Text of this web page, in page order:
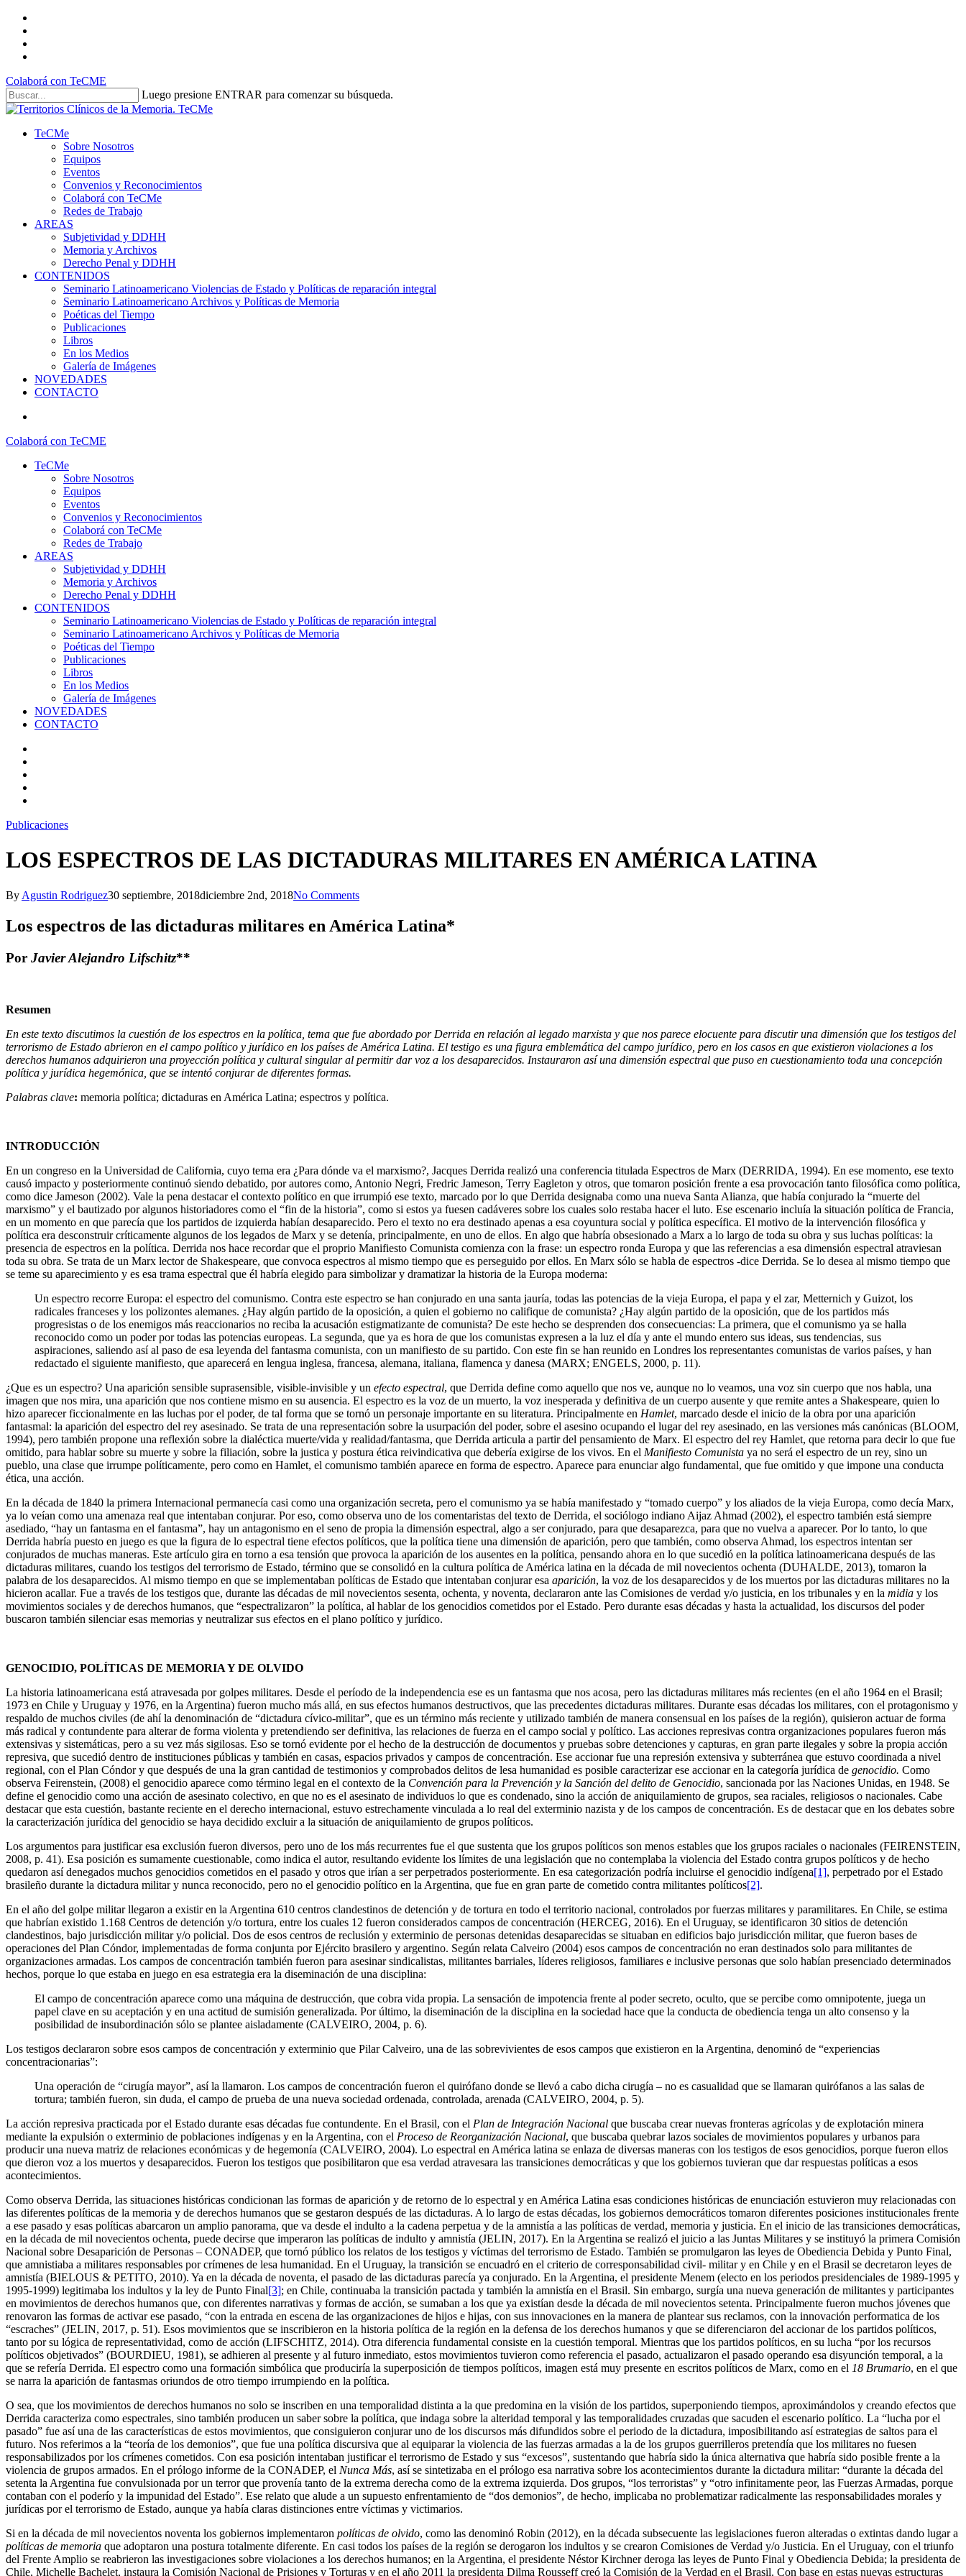
Skip
main
content
Colaborá con TeCME
Luego presione ENTRAR para comenzar su búsqueda.
Close
search
Menu
TeCMe
Sobre Nosotros
Equipos
Eventos
Convenios y Reconocimientos
Colaborá con TeCMe
Redes de Trabajo
AREAS
Subjetividad y DDHH
Memoria y Archivos
Derecho Penal y DDHH
CONTENIDOS
Seminario Latinoamericano Violencias de Estado y Políticas de reparación integral
Seminario Latinoamericano Archivos y Políticas de Memoria
Poéticas del Tiempo
Publicaciones
Libros
En los Medios
Galería de Imágenes
NOVEDADES
CONTACTO
Colaborá con TeCME
TeCMe
Sobre Nosotros
Equipos
Eventos
Convenios y Reconocimientos
Colaborá con TeCMe
Redes de Trabajo
AREAS
Subjetividad y DDHH
Memoria y Archivos
Derecho Penal y DDHH
CONTENIDOS
Seminario Latinoamericano Violencias de Estado y Políticas de reparación integral
Seminario Latinoamericano Archivos y Políticas de Memoria
Poéticas del Tiempo
Publicaciones
Libros
En los Medios
Galería de Imágenes
NOVEDADES
CONTACTO
Publicaciones
LOS ESPECTROS DE LAS DICTADURAS MILITARES EN AMÉRICA LATINA
By Agustin Rodriguez30 septiembre, 2018diciembre 2nd, 2018No Comments
Los espectros de las dictaduras militares en América Latina*
Por Javier Alejandro Lifschitz**
Resumen
En este texto discutimos la cuestión de los espectros en la política, tema que fue abordado por Derrida en relación al legado marxista y que nos parece elocuente para discutir una dimensión que los testigos del
terrorismo de Estado abrieron en el campo político y jurídico en los países de América Latina. El testigo es una figura emblemática del campo jurídico, pero en los casos en que existieron violaciones a los
derechos humanos adquirieron una proyección política y cultural singular al permitir dar voz a los desaparecidos. Instauraron así una dimensión espectral que puso en cuestionamiento toda una concepción
política y jurídica hegemónica, que se intentó conjurar de diferentes formas.
Palabras clave: memoria política; dictaduras en América Latina; espectros y política.
INTRODUCCIÓN
En un congreso en la Universidad de California, cuyo tema era ¿Para dónde va el marxismo?, Jacques Derrida realizó una conferencia titulada Espectros de Marx (DERRIDA, 1994). En ese momento, ese texto
causó impacto y posteriormente continuó siendo debatido, por autores como, Antonio Negri, Fredric Jameson, Terry Eagleton y otros, que tomaron posición frente a esa provocación tanto filosófica como política,
como dice Jameson (2002). Vale la pena destacar el contexto político en que irrumpió ese texto, marcado por lo que Derrida designaba como una nueva Santa Alianza, que había conjurado la “muerte del
marxismo” y el bautizado por algunos historiadores como el “fin de la historia”, como si estos ya fuesen cadáveres sobre los cuales solo restaba hacer el luto. Ese escenario incluía la situación política de Francia,
en un momento en que parecía que los partidos de izquierda habían desaparecido. Pero el texto no era destinado apenas a esa coyuntura social y política específica. El motivo de la intervención filosófica y
política era desconstruir críticamente algunos de los legados de Marx y se detenía, principalmente, en uno de ellos. En algo que habría obsesionado a Marx a lo largo de toda su obra y sus luchas políticas: la
presencia de espectros en la política. Derrida nos hace recordar que el proprio Manifiesto Comunista comienza con la frase: un espectro ronda Europa y que las referencias a esa dimensión espectral atraviesan
toda su obra. Se trata de un Marx lector de Shakespeare, que convoca espectros al mismo tiempo que es perseguido por ellos. En Marx sólo se habla de espectros -dice Derrida. Se lo desea al mismo tiempo que
se teme su aparecimiento y es esa trama espectral que él habría elegido para simbolizar y dramatizar la historia de la Europa moderna:
Un espectro recorre Europa: el espectro del comunismo. Contra este espectro se han conjurado en una santa jauría, todas las potencias de la vieja Europa, el papa y el zar, Metternich y Guizot, los
radicales franceses y los polizontes alemanes. ¿Hay algún partido de la oposición, a quien el gobierno no califique de comunista? ¿Hay algún partido de la oposición, que de los partidos más
progresistas o de los enemigos más reaccionarios no reciba la acusación estigmatizante de comunista? De este hecho se desprenden dos consecuencias: La primera, que el comunismo ya se halla
reconocido como un poder por todas las potencias europeas. La segunda, que ya es hora de que los comunistas expresen a la luz el día y ante el mundo entero sus ideas, sus tendencias, sus
aspiraciones, saliendo así al paso de esa leyenda del fantasma comunista, con un manifiesto de su partido. Con este fin se han reunido en Londres los representantes comunistas de varios países, y han
redactado el siguiente manifiesto, que aparecerá en lengua inglesa, francesa, alemana, italiana, flamenca y danesa (MARX; ENGELS, 2000, p. 11).
¿Que es un espectro? Una aparición sensible suprasensible, visible-invisible y un efecto espectral, que Derrida define como aquello que nos ve, aunque no lo veamos, una voz sin cuerpo que nos habla, una
imagen que nos mira, una aparición que nos contiene mismo en su ausencia. El espectro es la voz de un muerto, la voz inesperada y definitiva de un cuerpo ausente y que remite antes a Shakespeare, quien lo
hizo aparecer ficcionalmente en las luchas por el poder, de tal forma que se tornó un personaje importante en su literatura. Principalmente en Hamlet, marcado desde el inicio de la obra por una aparición
fantasmal: la aparición del espectro del rey asesinado. Se trata de una representación sobre la usurpación del poder, sobre el asesino ocupando el lugar del rey asesinado, en las versiones más canónicas (BLOOM,
1994), pero también propone una reflexión sobre la dialéctica muerte/vida y realidad/fantasma, que Derrida articula a partir del pensamiento de Marx. El espectro del rey Hamlet, que retorna para decir lo que fue
omitido, para hablar sobre su muerte y sobre la filiación, sobre la justica y postura ética reivindicativa que debería exigirse de los vivos. En el Manifiesto Comunista ya no será el espectro de un rey, sino un
pueblo, una clase que irrumpe políticamente, pero como en Hamlet, el comunismo también aparece en forma de espectro. Aparece para enunciar algo fundamental, que fue omitido y que impone una conducta
ética, una acción.
En la década de 1840 la primera Internacional permanecía casi como una organización secreta, pero el comunismo ya se había manifestado y “tomado cuerpo” y los aliados de la vieja Europa, como decía Marx,
ya lo veían como una amenaza real que intentaban conjurar. Por eso, como observa uno de los comentaristas del texto de Derrida, el sociólogo indiano Aijaz Ahmad (2002), el espectro también está siempre
asediado, “hay un fantasma en el fantasma”, hay un antagonismo en el seno de propia la dimensión espectral, algo a ser conjurado, para que desaparezca, para que no vuelva a aparecer. Por lo tanto, lo que
Derrida habría puesto en juego es que la figura de lo espectral tiene efectos políticos, que la política tiene una dimensión de aparición, pero que también, como observa Ahmad, los espectros intentan ser
conjurados de muchas maneras. Este artículo gira en torno a esa tensión que provoca la aparición de los ausentes en la política, pensando ahora en lo que sucedió en la política latinoamericana después de las
dictaduras militares, cuando los testigos del terrorismo de Estado, término que se consolidó en la cultura política de América latina en la década de mil novecientos ochenta (DUHALDE, 2013), tomaron la
palabra de los desaparecidos. Al mismo tiempo en que se implementaban políticas de Estado que intentaban conjurar esa aparición, la voz de los desaparecidos y de los muertos por las dictaduras militares no la
hicieron acallar. Fue a través de los testigos que, durante las décadas de mil novecientos sesenta, ochenta, y noventa, declararon ante las Comisiones de verdad y/o justicia, en los tribunales y en la midia y los
movimientos sociales y de derechos humanos, que “espectralizaron” la política, al hablar de los genocidios cometidos por el Estado. Pero durante esas décadas y hasta la actualidad, los discursos del poder
buscaron también silenciar esas memorias y neutralizar sus efectos en el plano político y jurídico.
GENOCIDIO, POLÍTICAS DE MEMORIA Y DE OLVIDO
La historia latinoamericana está atravesada por golpes militares. Desde el período de la independencia ese es un fantasma que nos acosa, pero las dictaduras militares más recientes (en el año 1964 en el Brasil;
1973 en Chile y Uruguay y 1976, en la Argentina) fueron mucho más allá, en sus efectos humanos destructivos, que las precedentes dictaduras militares. Durante esas décadas los militares, con el protagonismo y
respaldo de muchos civiles (de ahí la denominación de “dictadura cívico-militar”, que es un término más reciente y utilizado también de manera consensual en los países de la región), quisieron actuar de forma
más radical y contundente para alterar de forma violenta y pretendiendo ser definitiva, las relaciones de fuerza en el campo social y político. Las acciones represivas contra organizaciones populares fueron más
extensivas y sistemáticas, pero a su vez más sigilosas. Eso se tornó evidente por el hecho de la destrucción de documentos y pruebas sobre detenciones y capturas, en gran parte ilegales y sobre la propia acción
represiva, que sucedió dentro de instituciones públicas y también en casas, espacios privados y campos de concentración. Ese accionar fue una represión extensiva y subterránea que estuvo coordinada a nivel
regional, con el Plan Cóndor y que después de una la gran cantidad de testimonios y comprobados delitos de lesa humanidad es posible caracterizar ese accionar en la categoría jurídica de genocidio. Como
observa Feirenstein, (2008) el genocidio aparece como término legal en el contexto de la Convención para la Prevención y la Sanción del delito de Genocidio, sancionada por las Naciones Unidas, en 1948. Se
define el genocidio como una acción de asesinato colectivo, en que no es el asesinato de individuos lo que es condenado, sino la acción de aniquilamiento de grupos, sea raciales, religiosos o nacionales. Cabe
destacar que esta cuestión, bastante reciente en el derecho internacional, estuvo estrechamente vinculada a lo real del exterminio nazista y de los campos de concentración. Es de destacar que en los debates sobre
la caracterización jurídica del genocidio se haya decidido excluir a la situación de aniquilamiento de grupos políticos.
Los argumentos para justificar esa exclusión fueron diversos, pero uno de los más recurrentes fue el que sustenta que los grupos políticos son menos estables que los grupos raciales o nacionales (FEIRENSTEIN,
2008, p. 41). Esa posición es sumamente cuestionable, como indica el autor, resultando evidente los límites de una legislación que no contemplaba la violencia del Estado contra grupos políticos y de hecho
quedaron así denegados muchos genocidios cometidos en el pasado y otros que irían a ser perpetrados posteriormente. En esa categorización podría incluirse el genocidio indígena[1], perpetrado por el Estado
brasileño durante la dictadura militar y nunca reconocido, pero no el genocidio político en la Argentina, que fue en gran parte de cometido contra militantes políticos[2].
En el año del golpe militar llegaron a existir en la Argentina 610 centros clandestinos de detención y de tortura en todo el territorio nacional, controlados por fuerzas militares y paramilitares. En Chile, se estima
que habrían existido 1.168 Centros de detención y/o tortura, entre los cuales 12 fueron considerados campos de concentración (HERCEG, 2016). En el Uruguay, se identificaron 30 sitios de detención
clandestinos, bajo jurisdicción militar y/o policial. Dos de esos centros de reclusión y exterminio de personas detenidas desaparecidas se situaban en edificios bajo jurisdicción militar, que fueron bases de
operaciones del Plan Cóndor, implementadas de forma conjunta por Ejército brasilero y argentino. Según relata Calveiro (2004) esos campos de concentración no eran destinados solo para militantes de
organizaciones armadas. Los campos de concentración también fueron para asesinar sindicalistas, militantes barriales, líderes religiosos, familiares e inclusive personas que solo habían presenciado determinados
hechos, porque lo que estaba en juego en esa estrategia era la diseminación de una disciplina:
El campo de concentración aparece como una máquina de destrucción, que cobra vida propia. La sensación de impotencia frente al poder secreto, oculto, que se percibe como omnipotente, juega un
papel clave en su aceptación y en una actitud de sumisión generalizada. Por último, la diseminación de la disciplina en la sociedad hace que la conducta de obediencia tenga un alto consenso y la
posibilidad de insubordinación sólo se plantee aisladamente (CALVEIRO, 2004, p. 6).
Los testigos declararon sobre esos campos de concentración y exterminio que Pilar Calveiro, una de las sobrevivientes de esos campos que existieron en la Argentina, denominó de “experiencias
concentracionarias”:
Una operación de “cirugía mayor”, así la llamaron. Los campos de concentración fueron el quirófano donde se llevó a cabo dicha cirugía – no es casualidad que se llamaran quirófanos a las salas de
tortura; también fueron, sin duda, el campo de prueba de una nueva sociedad ordenada, controlada, arenada (CALVEIRO, 2004, p. 5).
La acción represiva practicada por el Estado durante esas décadas fue contundente. En el Brasil, con el Plan de Integración Nacional que buscaba crear nuevas fronteras agrícolas y de explotación minera
mediante la expulsión o exterminio de poblaciones indígenas y en la Argentina, con el Proceso de Reorganización Nacional, que buscaba quebrar lazos sociales de movimientos populares y urbanos para
producir una nueva matriz de relaciones económicas y de hegemonía (CALVEIRO, 2004). Lo espectral en América latina se enlaza de diversas maneras con los testigos de esos genocidios, porque fueron ellos
que dieron voz a los muertos y desaparecidos. Fueron los testigos que posibilitaron que esa verdad atravesara las transiciones democráticas y que los gobiernos tuvieran que dar respuestas políticas a esos
acontecimientos.
Como observa Derrida, las situaciones históricas condicionan las formas de aparición y de retorno de lo espectral y en América Latina esas condiciones históricas de enunciación estuvieron muy relacionadas con
las diferentes políticas de la memoria y de derechos humanos que se gestaron después de las dictaduras. A lo largo de estas décadas, los gobiernos democráticos tomaron diferentes posiciones institucionales frente
a ese pasado y esas políticas abarcaron un amplio panorama, que va desde el indulto a la cadena perpetua y de la amnistía a las políticas de verdad, memoria y justicia. En el inicio de las transiciones democráticas,
en la década de mil novecientos ochenta, puede decirse que imperaron las políticas de indulto y amnistía (JELIN, 2017). En la Argentina se realizó el juicio a las Juntas Militares y se instituyó la primera Comisión
Nacional sobre Desaparición de Personas – CONADEP, que tornó público los relatos de los testigos y víctimas del terrorismo de Estado. También se promulgaron las leyes de Obediencia Debida y Punto Final,
que amnistiaba a militares responsables por crímenes de lesa humanidad. En el Uruguay, la transición se encuadró en el criterio de corresponsabilidad civil- militar y en Chile y en el Brasil se decretaron leyes de
amnistía (BIELOUS & PETITO, 2010). Ya en la década de noventa, el pasado de las dictaduras parecía ya conjurado. En la Argentina, el presidente Menem (electo en los periodos presidenciales de 1989-1995 y
1995-1999) legitimaba los indultos y la ley de Punto Final[3]; en Chile, continuaba la transición pactada y también la amnistía en el Brasil. Sin embargo, surgía una nueva generación de militantes y participantes
en movimientos de derechos humanos que, con diferentes narrativas y formas de acción, se sumaban a los que ya existían desde la década de mil novecientos setenta. Principalmente fueron muchos jóvenes que
renovaron las formas de activar ese pasado, “con la entrada en escena de las organizaciones de hijos e hijas, con sus innovaciones en la manera de plantear sus reclamos, con la innovación performatica de los
“escraches” (JELIN, 2017, p. 51). Esos movimientos que se inscribieron en la historia política de la región en la defensa de los derechos humanos y que se diferenciaron del accionar de los partidos políticos,
tanto por su lógica de representatividad, como de acción (LIFSCHITZ, 2014). Otra diferencia fundamental consiste en la cuestión temporal. Mientras que los partidos políticos, en su lucha “por los recursos
políticos objetivados” (BOURDIEU, 1981), se adhieren al presente y al futuro inmediato, estos movimientos tuvieron como referencia el pasado, actualizaron el pasado operando esa disyunción temporal, a la
que se refería Derrida. El espectro como una formación simbólica que produciría la superposición de tiempos políticos, imagen está muy presente en escritos políticos de Marx, como en el 18 Brumario, en el que
se narra la aparición de fantasmas oriundos de otro tiempo irrumpiendo en la política.
O sea, que los movimientos de derechos humanos no solo se inscriben en una temporalidad distinta a la que predomina en la visión de los partidos, superponiendo tiempos, aproximándolos y creando efectos que
Derrida caracteriza como espectrales, sino también producen un saber sobre la política, que indaga sobre la alteridad temporal y las temporalidades cruzadas que sacuden el escenario político. La “lucha por el
pasado” fue así una de las características de estos movimientos, que consiguieron conjurar uno de los discursos más difundidos sobre el periodo de la dictadura, imposibilitando así estrategias de saltos para el
futuro. Nos referimos a la “teoría de los demonios”, que fue una política discursiva que al equiparar la violencia de las fuerzas armadas a la de los grupos guerrilleros pretendía que los militares no fuesen
responsabilizados por los crímenes cometidos. Con esa posición intentaban justificar el terrorismo de Estado y sus “excesos”, sustentando que habría sido la única alternativa que habría sido posible frente a la
violencia de grupos armados. En el prólogo informe de la CONADEP, el Nunca Más, así se sintetizaba en el prólogo esa narrativa sobre los acontecimientos durante la dictadura militar: “durante la década del
setenta la Argentina fue convulsionada por un terror que provenía tanto de la extrema derecha como de la extrema izquierda. Dos grupos, “los terroristas” y “otro infinitamente peor, las Fuerzas Armadas, porque
contaban con el poderío y la impunidad del Estado”. Ese relato que alude a un supuesto enfrentamiento de “dos demonios”, de hecho, implicaba no problematizar radicalmente las responsabilidades morales y
jurídicas por el terrorismo de Estado, aunque ya había claras distinciones entre víctimas y victimarios.
Si en la década de mil novecientos noventa los gobiernos implementaron políticas de olvido, como las denominó Robin (2012), en la década subsecuente las legislaciones fueron alteradas o extintas dando lugar a
políticas de memoria que adoptaron una postura totalmente diferente. En casi todos los países de la región se derogaron los indultos y se crearon Comisiones de Verdad y/o Justicia. En el Uruguay, con el triunfo
del Frente Amplio se reabrieron las investigaciones sobre violaciones a los derechos humanos; en la Argentina, el presidente Néstor Kirchner deroga las leyes de Punto Final y Obediencia Debida; la presidenta de
Chile, Michelle Bachelet, instaura la Comisión Nacional de Prisiones y Torturas y en el año 2011 la presidenta Dilma Rousseff creó la Comisión de la Verdad en el Brasil. Con base en estas nuevas estructuras